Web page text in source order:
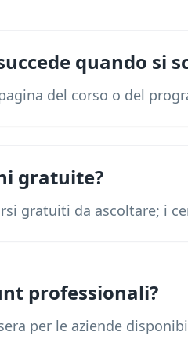
quando si
del corso o del
gratuite?
gratuiti da ascoltare; i
professionali?
per le aziende